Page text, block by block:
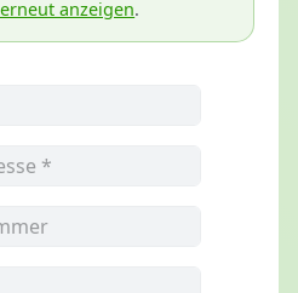
anzeigen.